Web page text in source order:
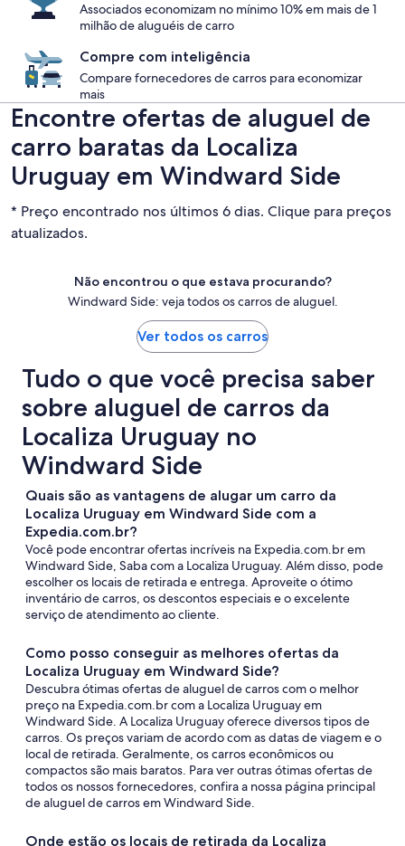
Associados economizam no mínimo 10% em mais de 1
milhão de aluguéis de carro
Compre com inteligência
Compare fornecedores de carros para economizar
mais
Encontre ofertas de aluguel de
carro baratas da Localiza
Uruguay em Windward Side
* Preço encontrado nos últimos 6 dias. Clique para preços
atualizados.
Não encontrou o que estava procurando?
Windward Side: veja todos os carros de aluguel.
Ver todos os carros
Tudo o que você precisa saber
sobre aluguel de carros da
Localiza Uruguay no
Windward Side
Quais são as vantagens de alugar um carro da
Localiza Uruguay em Windward Side com a
Expedia.com.br?
Você pode encontrar ofertas incríveis na Expedia.com.br em
Windward Side, Saba com a Localiza Uruguay. Além disso, pode
escolher os locais de retirada e entrega. Aproveite o ótimo
inventário de carros, os descontos especiais e o excelente
serviço de atendimento ao cliente.
Como posso conseguir as melhores ofertas da
Localiza Uruguay em Windward Side?
Descubra ótimas ofertas de aluguel de carros com o melhor
preço na Expedia.com.br com a Localiza Uruguay em
Windward Side. A Localiza Uruguay oferece diversos tipos de
carros. Os preços variam de acordo com as datas de viagem e o
local de retirada. Geralmente, os carros econômicos ou
compactos são mais baratos. Para ver outras ótimas ofertas de
todos os nossos fornecedores, confira a nossa página principal
de aluguel de carros em Windward Side.
Onde estão os locais de retirada da Localiza